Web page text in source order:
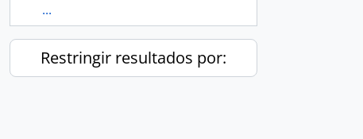
...
Restringir resultados por: